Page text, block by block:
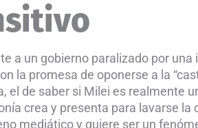
a un gobierno paralizado por una
la promesa de oponerse a la
el de saber si Milei es realmente
crea y presenta para lavarse la
mediático y quiere ser un